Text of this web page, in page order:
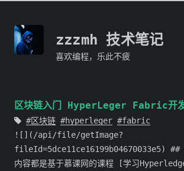
zzzmh 技术笔记
喜欢编程，乐此不疲
区块链入门 HyperLeger Fabric开
区块链 hyperleger
fabric
![](/api/file/getImage?
fileId=5dce11ce16199b04670033e5) ##
内容都是基于慕课网的课程 [学习